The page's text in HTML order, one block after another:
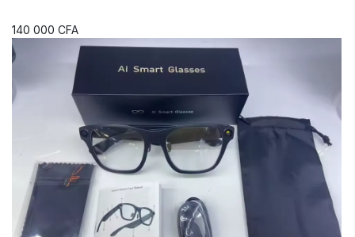
140 000 CFA